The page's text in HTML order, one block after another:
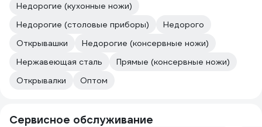
Недорогие (кухонные ножи)
Недорогие (столовые приборы)
Недорого
Открывашки
Недорогие (консервные ножи)
Нержавеющая сталь
Прямые (консервные ножи)
Открывалки
Оптом
Сервисное обслуживание